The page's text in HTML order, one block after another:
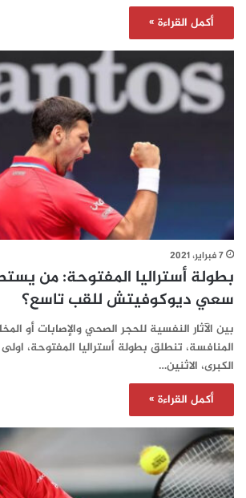
أكمل القراءة »
7 فبراير، 2021
بطولة أستراليا المفتوحة: من
سعي ديوكوفيتش للقب تاسع؟
بين الآثار النفسية للحجر الصحي والإصابات أو
المنافسة، تنطلق بطولة أستراليا المفتوحة، اولى
الكبرى، الاثنين…
أكمل القراءة »